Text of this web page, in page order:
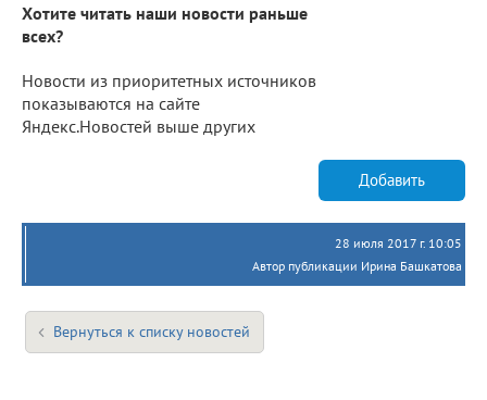
Хотите читать наши новости раньше
всех?
Новости из приоритетных источников
показываются на сайте
Яндекс.Новостей выше других
Добавить
28 июля 2017 г. 10:05
Автор публикации Ирина Башкатова
Вернуться к списку новостей